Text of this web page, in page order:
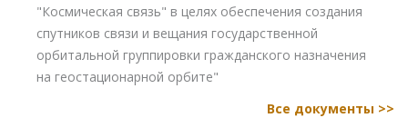
"Космическая связь" в целях обеспечения создания
спутников связи и вещания государственной
орбитальной группировки гражданского назначения
на геостационарной орбите"
Все документы >>